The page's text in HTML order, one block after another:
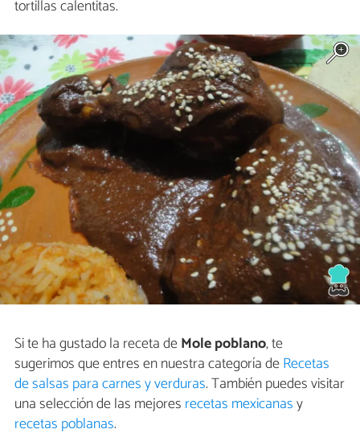
tortillas calentitas.
Si te ha gustado la receta deMole poblano, te
sugerimos que entres en nuestra categoría deRecetas
de salsas para carnes y verduras. También puedes visitar
una selección de las mejores recetas mexicanasy
recetas poblanas.